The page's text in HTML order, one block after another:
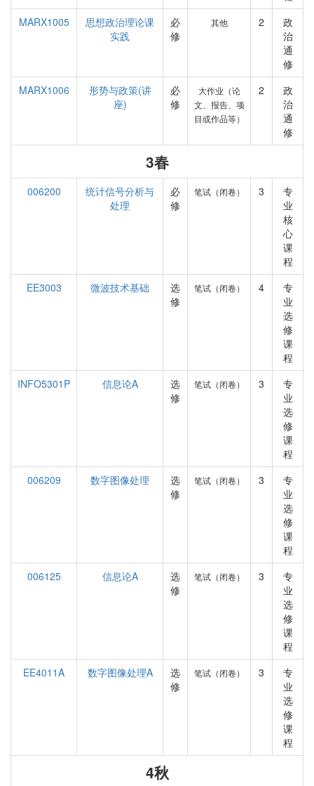
MARX1005
思想政治理论课
实践
必
修
其他 2
政
治
通
修
MARX1006
形势与政策(讲
座)
必
修
大作业（论
文、报告、项
目或作品等）
2
政
治
通
修
3春
006200
统计信号分析与
处理
必
修
笔试（闭卷） 3
专
业
核
心
课
程
EE3003
微波技术基础
选
修
笔试（闭卷） 4
专
业
选
修
课
程
INFO5301P
信息论A
选
修
笔试（闭卷） 3
专
业
选
修
课
程
006209
数字图像处理
选
修
笔试（闭卷） 3
专
业
选
修
课
程
006125
信息论A
选
修
笔试（闭卷） 3
专
业
选
修
课
程
EE4011A
数字图像处理A
选
修
笔试（闭卷） 3
专
业
选
修
课
程
4秋